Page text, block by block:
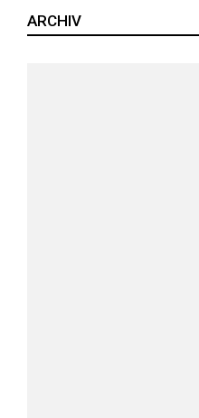
ARCHIV